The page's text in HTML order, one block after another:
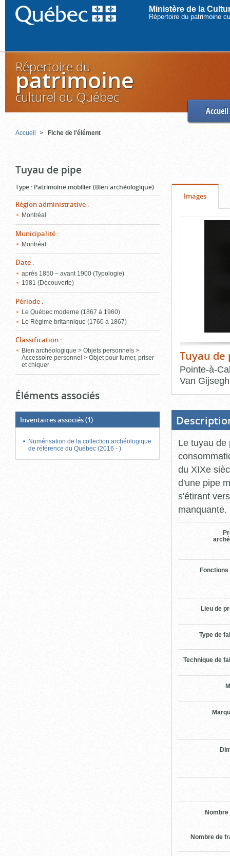
Ministère de la
Répertoire du patrimoine
Répertoire du
patrimoine
culturel du Québec
Accueil
Accueil Fiche de l'élément
Tuyau de pipe
Type : Patrimoine mobilier (Bien archéologique)
Région administrative :
Montréal
Municipalité :
Montréal
Date :
après 1850 – avant 1900 (Typologie)
1981 (Découverte)
Période :
Le Québec moderne (1867 à 1960)
Le Régime britannique (1760 à 1867)
Classification :
Bien archéologique > Objets personnels >
Accessoire personnel > Objet pour fumer, priser
et chiquer
Éléments associés
Inventaires associés(1)
Numérisation de la collection archéologique
de référence du Québec (2016 - )
Onglet
Images(cliquer
pour
Contenu
Tuyau de
Pointe-à-
Van
bloc
d'onglets
Le tuyau de
du XIXe
d'une pipe
s'étirant
manquante.
Lieu de
Type de
Technique de
Nombre
Nombre de